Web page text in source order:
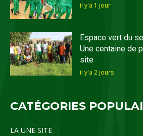
il y'a 1 jour
Espace vert du
Une centaine de
site
il y'a 2 jours
CATÉGORIES
LA UNE SITE